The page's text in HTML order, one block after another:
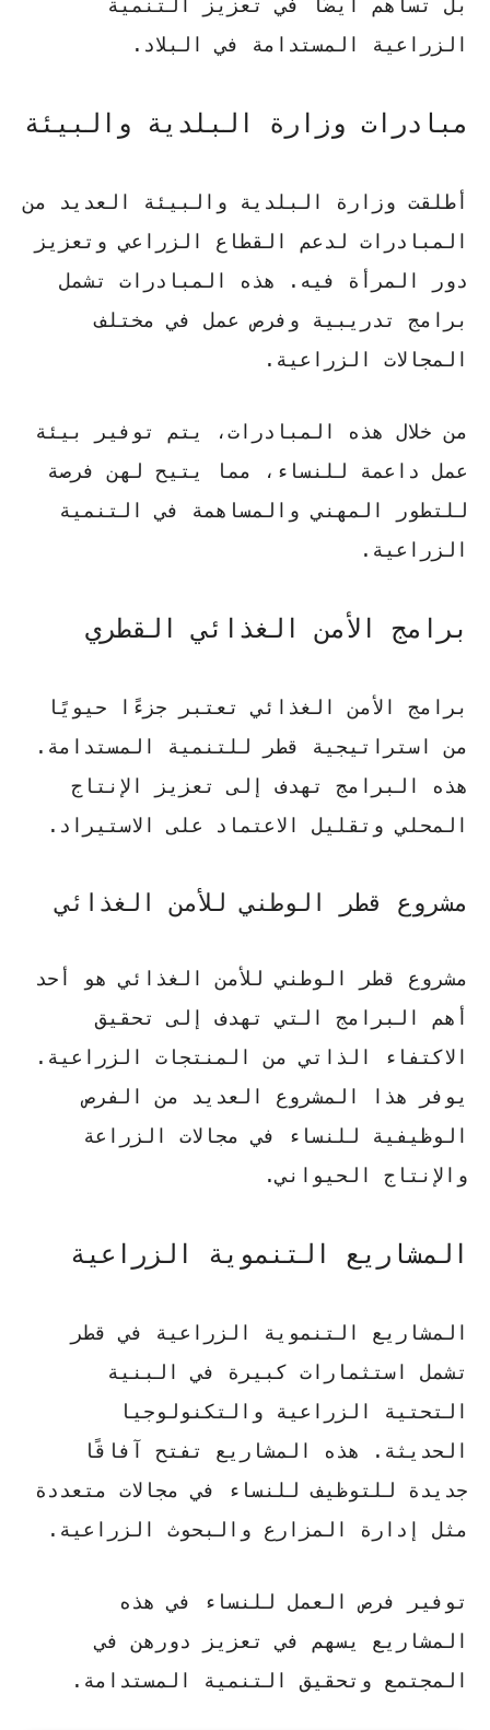
الزراعية المستدامة في البلاد.
مبادرات وزارة البلدية والبيئة
أطلقت وزارة البلدية والبيئة العديد من
المبادرات لدعم القطاع الزراعي وتعزيز
دور المرأة فيه. هذه المبادرات تشمل
برامج تدريبية وفرص عمل في مختلف
المجالات الزراعية.
من خلال هذه المبادرات، يتم توفير بيئة
عمل داعمة للنساء، مما يتيح لهن فرصة
للتطور المهني والمساهمة في التنمية
الزراعية.
برامج الأمن الغذائي القطري
برامج الأمن الغذائي تعتبر جزءًا حيويًا
من استراتيجية قطر للتنمية المستدامة.
هذه البرامج تهدف إلى تعزيز الإنتاج
المحلي وتقليل الاعتماد على الاستيراد.
مشروع قطر الوطني للأمن الغذائي
مشروع قطر الوطني للأمن الغذائي هو أحد
أهم البرامج التي تهدف إلى تحقيق
الاكتفاء الذاتي من المنتجات الزراعية.
يوفر هذا المشروع العديد من الفرص
الوظيفية للنساء في مجالات الزراعة
والإنتاج الحيواني.
المشاريع التنموية الزراعية
المشاريع التنموية الزراعية في قطر
تشمل استثمارات كبيرة في البنية
التحتية الزراعية والتكنولوجيا
الحديثة. هذه المشاريع تفتح آفاقًا
جديدة للتوظيف للنساء في مجالات متعددة
مثل إدارة المزارع والبحوث الزراعية.
توفير فرص العمل للنساء في هذه
المشاريع يسهم في تعزيز دورهن في
المجتمع وتحقيق التنمية المستدامة.